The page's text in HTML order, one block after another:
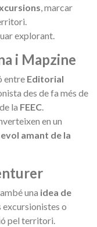
, marcar
explorant.
i Mapzine
entre Editorial
des de fa més de
la FEEC.
en un
amant de la
una idea de
excursionistes o
pel territori.